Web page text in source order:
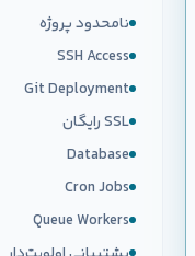
نامحدود پروژه
SSH Access
Git Deployment
SSL رایگان
Database
Cron Jobs
Queue Workers